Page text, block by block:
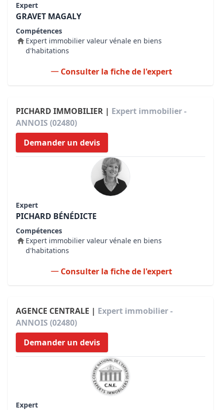
Expert
GRAVET MAGALY
Compétences
Expert immobilier valeur vénale en biens
d'habitations
Consulter la fiche de l'expert
PICHARD IMMOBILIER | Expert immobilier -
ANNOIS (02480)
Demander un devis
Expert
PICHARD BÉNÉDICTE
Compétences
Expert immobilier valeur vénale en biens
d'habitations
Consulter la fiche de l'expert
AGENCE CENTRALE | Expert immobilier -
ANNOIS (02480)
Demander un devis
Expert